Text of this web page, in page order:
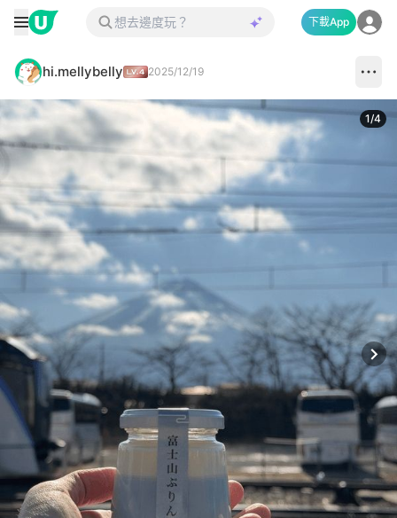
下載App
hi.mellybelly 2025/12/19
1/4